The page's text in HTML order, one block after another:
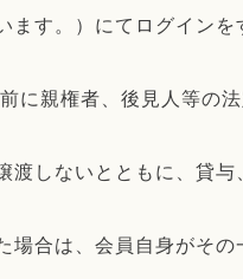
す。）にてログインを
親権者、後見人等の法
しないとともに、貸与
合は、会員自身がその